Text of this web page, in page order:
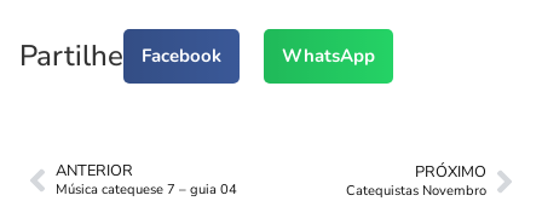
Partilhe Facebook WhatsApp
ANTERIOR
Música catequese 7 – guia 04
PRÓXIMO
Catequistas Novembro